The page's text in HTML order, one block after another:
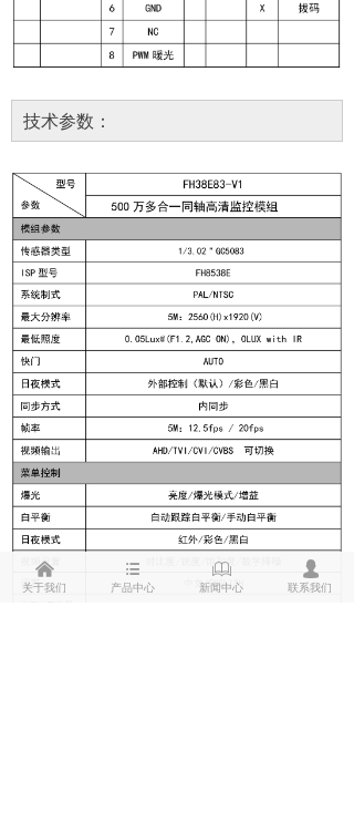
낀
关于我们
뀑
产品中心
ꁡ
新闻中心
넙
联系我们
技术参数：